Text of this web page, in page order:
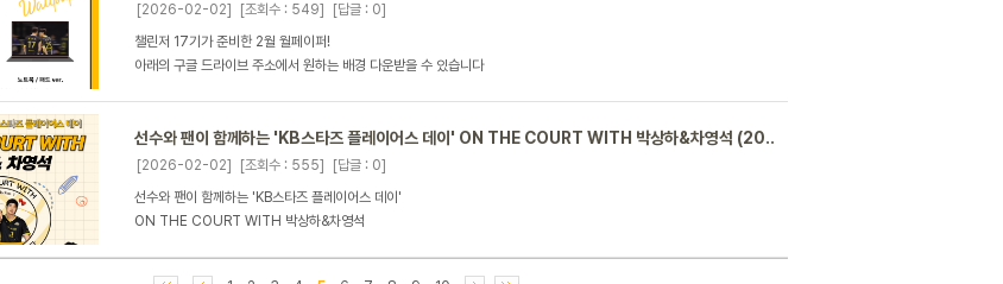
[2026-02-02] [조회수 : 549]
[답글 : 0]
챌린저 17기가 준비한 2월 월페이퍼!
아래의 구글 드라이브 주소에서 원하는 배경 다운받을 수 있습니다
선수와 팬이 함께하는 'KB스타즈 플레이어스 데이' ON THE COURT WITH 박상하&차영석 (20..
[2026-02-02] [조회수 : 555]
[답글 : 0]
선수와 팬이 함께하는 'KB스타즈 플레이어스 데이'
ON THE COURT WITH 박상하&차영석